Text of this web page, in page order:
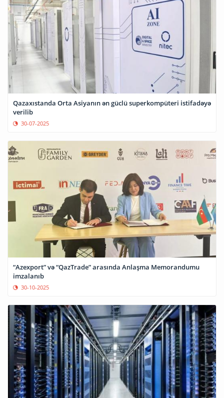
Qazaxıstanda Orta Asiyanın ən güclü superkompüteri istifadəyə
verilib
30-07-2025
“Azexport” və “QazTrade” arasında Anlaşma Memorandumu
imzalanıb
30-10-2025